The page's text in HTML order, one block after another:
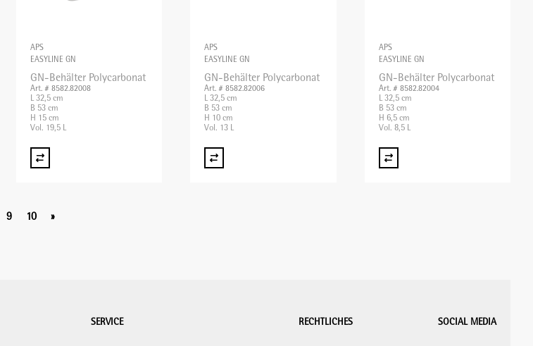
APS
EASYLINE GN
GN-Behälter Polycarbonat
Art. # 8582.82008
L 32,5 cm
B 53 cm
H 15 cm
Vol. 19,5 L
APS
EASYLINE GN
GN-Behälter Polycarbonat
Art. # 8582.82006
L 32,5 cm
B 53 cm
H 10 cm
Vol. 13 L
APS
EASYLINE GN
GN-Behälter Polycarbonat
Art. # 8582.82004
L 32,5 cm
B 53 cm
H 6,5 cm
Vol. 8,5 L
9 10 »
SERVICE RECHTLICHES SOCIAL MEDIA